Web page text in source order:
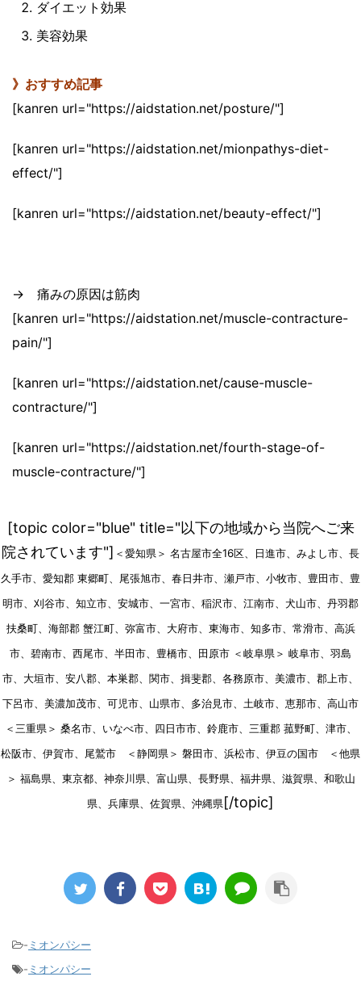
ダイエット効果
美容効果
》おすすめ記事
[kanren url="https://aidstation.net/posture/"]
[kanren url="https://aidstation.net/mionpathys-diet-
effect/"]
[kanren url="https://aidstation.net/beauty-effect/"]
→ 痛みの原因は筋肉
[kanren url="https://aidstation.net/muscle-contracture-
pain/"]
[kanren url="https://aidstation.net/cause-muscle-
contracture/"]
[kanren url="https://aidstation.net/fourth-stage-of-
muscle-contracture/"]
[topic color="blue" title="以下の地域から当院へご来
院されています"] ＜愛知県＞ 名古屋市全16区、日進市、みよし市、長
久手市、愛知郡 東郷町、尾張旭市、春日井市、瀬戸市、小牧市、豊田市、豊
明市、刈谷市、知立市、安城市、一宮市、稲沢市、江南市、犬山市、丹羽郡
扶桑町、海部郡 蟹江町、弥富市、大府市、東海市、知多市、常滑市、高浜
市、碧南市、西尾市、半田市、豊橋市、田原市 ＜岐阜県＞ 岐阜市、羽島
市、大垣市、安八郡、本巣郡、関市、揖斐郡、各務原市、美濃市、郡上市、
下呂市、美濃加茂市、可児市、山県市、多治見市、土岐市、恵那市、高山市
＜三重県＞ 桑名市、いなべ市、四日市市、鈴鹿市、三重郡 菰野町、津市、
松阪市、伊賀市、尾鷲市 ＜静岡県＞ 磐田市、浜松市、伊豆の国市 ＜他県
＞ 福島県、東京都、神奈川県、富山県、長野県、福井県、滋賀県、和歌山
県、兵庫県、佐賀県、沖縄県[/topic]
- ミオンパシー
- ミオンパシー